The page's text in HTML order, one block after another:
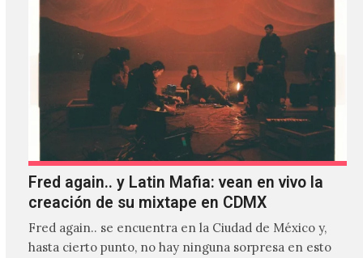
Fred again.. y Latin Mafia: vean en vivo la
creación de su mixtape en CDMX
Fred again.. se encuentra en la Ciudad de México y,
hasta cierto punto, no hay ninguna sorpresa en esto